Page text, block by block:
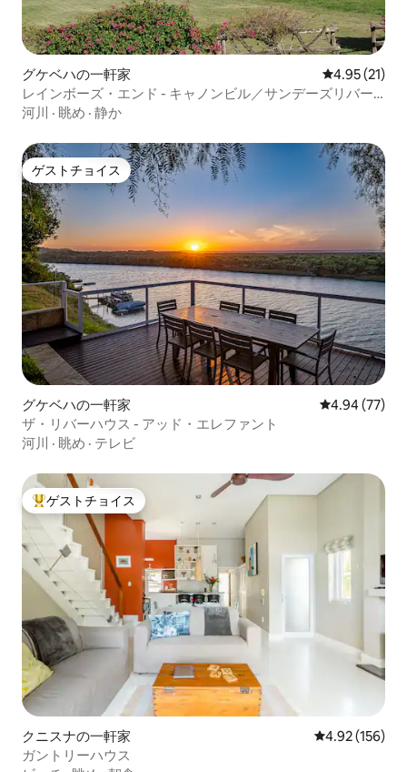
グケベハの一軒家 レビュー21
4.95 (21)
レインボーズ・エンド - キャノンビル／サンデーズリバー
の穴場
河川 · 眺め · 静か
ゲストチョイス
ゲストチョイス
グケベハの一軒家 レビュー77
4.94 (77)
ザ・リバーハウス - アッド・エレファント
河川 · 眺め · テレビ
大好評のゲストチョイスです。
ゲストチョイス
クニスナの一軒家 レビュー156
4.92 (156)
ガントリーハウス